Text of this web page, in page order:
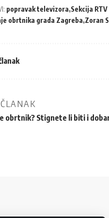
popravak televizora Sekcija
obrtnika grada Zagreba Zoran
obrtnik? Stignete li biti i